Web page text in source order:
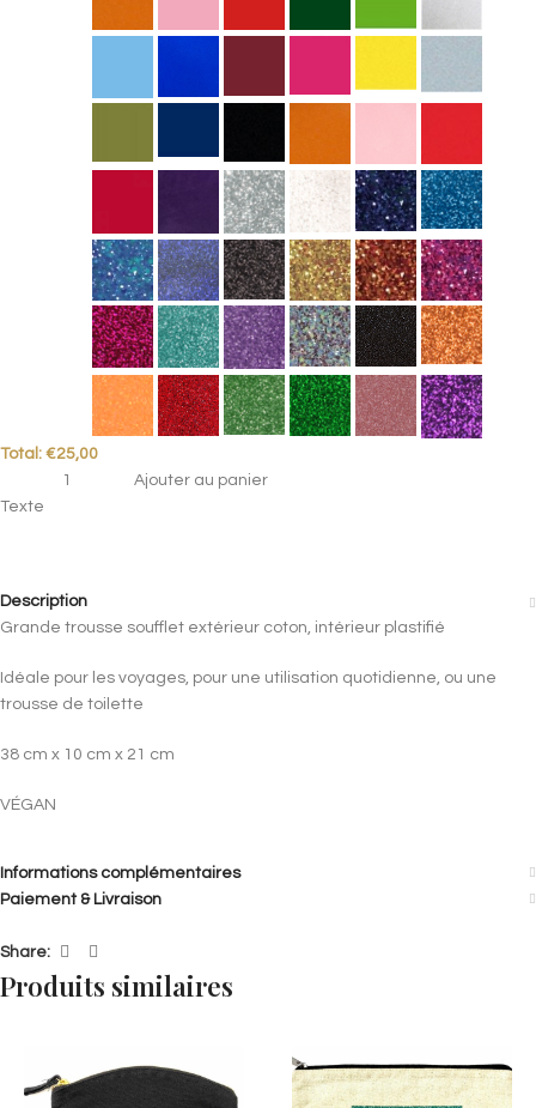
Total: €25,00
Ajouter au panier
Texte
Description
Grande trousse soufflet extérieur coton, intérieur plastifié
Idéale pour les voyages, pour une utilisation quotidienne, ou une
trousse de toilette
38 cm x 10 cm x 21 cm
VÉGAN
Informations complémentaires
Paiement & Livraison
Share:
Produits similaires